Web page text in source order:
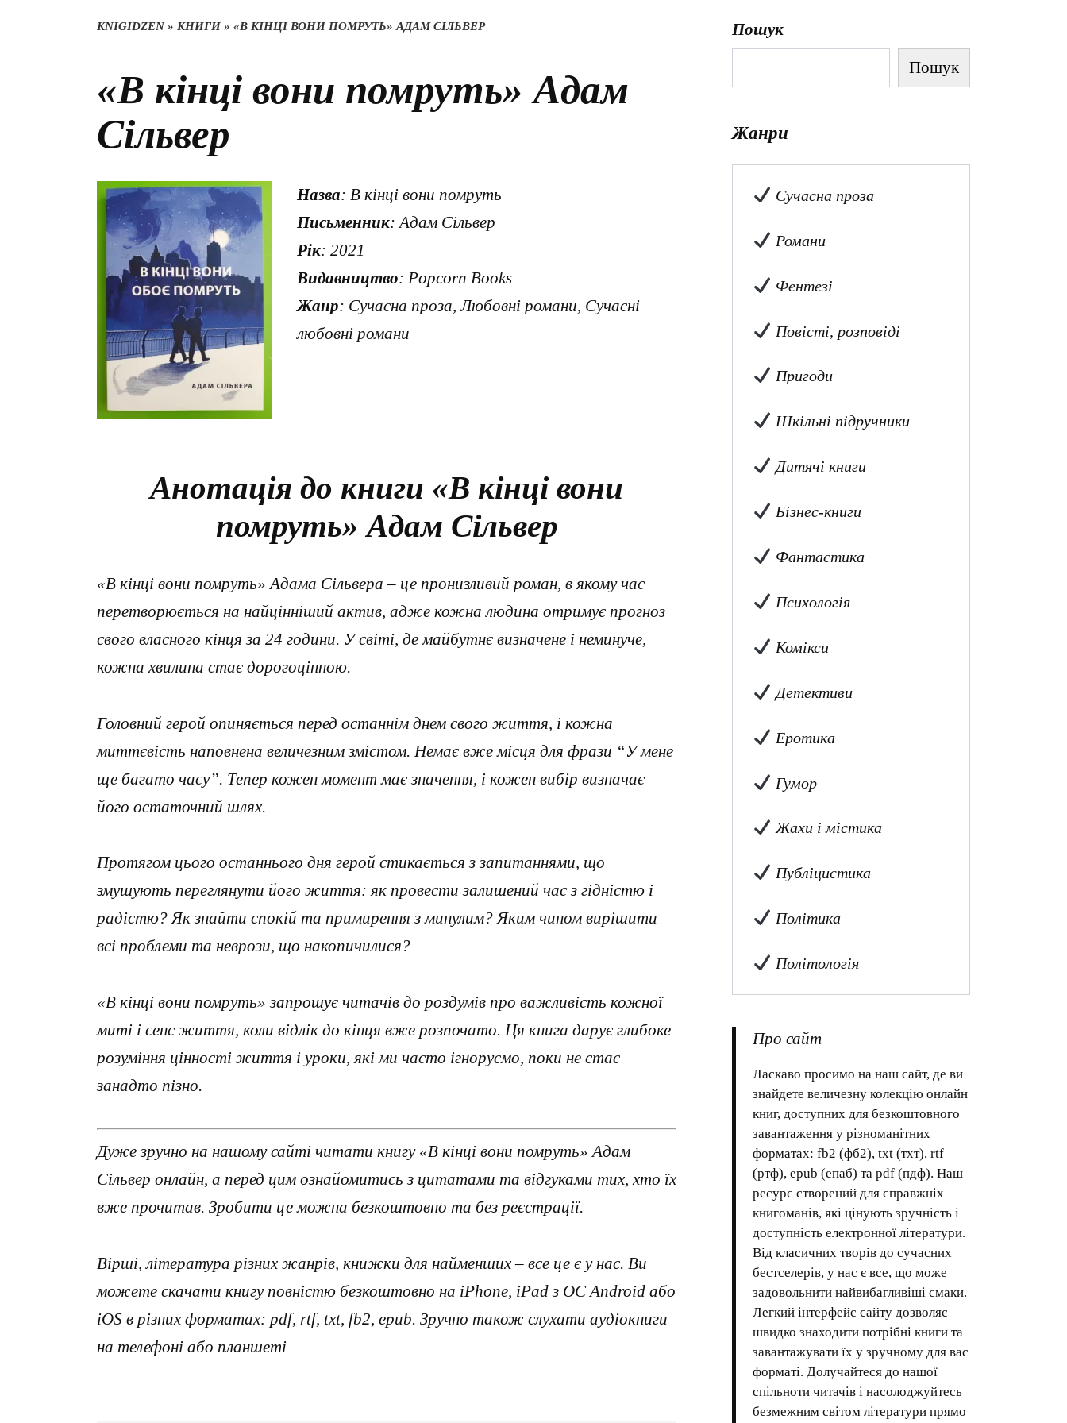
KNIGIDZEN» КНИГИ » «В КІНЦІ ВОНИ ПОМРУТЬ» АДАМ СІЛЬВЕР
«В кінці вони помруть» Адам
Сільвер
Назва: В кінці вони помруть
Письменник: Адам Сільвер
Рік: 2021
Видавництво: Popcorn Books
Жанр: Сучасна проза, Любовні романи, Сучасні
любовні романи
Анотація до книги «В кінці вони
помруть» Адам Сільвер
«В кінці вони помруть» Адама Сільвера – це пронизливий роман, в якому час
перетворюється на найцінніший актив, адже кожна людина отримує прогноз
свого власного кінця за 24 години. У світі, де майбутнє визначене і неминуче,
кожна хвилина стає дорогоцінною.
Головний герой опиняється перед останнім днем свого життя, і кожна
миттєвість наповнена величезним змістом. Немає вже місця для фрази “У мене
ще багато часу”. Тепер кожен момент має значення, і кожен вибір визначає
його остаточний шлях.
Протягом цього останнього дня герой стикається з запитаннями, що
змушують переглянути його життя: як провести залишений час з гідністю і
радістю? Як знайти спокій та примирення з минулим? Яким чином вирішити
всі проблеми та неврози, що накопичилися?
«В кінці вони помруть» запрошує читачів до роздумів про важливість кожної
миті і сенс життя, коли відлік до кінця вже розпочато. Ця книга дарує глибоке
розуміння цінності життя і уроки, які ми часто ігноруємо, поки не стає
занадто пізно.
Дуже зручно на нашому сайті читати книгу «В кінці вони помруть» Адам
Сільвер онлайн, а перед цим ознайомитись з цитатами та відгуками тих, хто їх
вже прочитав. Зробити це можна безкоштовно та без реєстрації.
Вірші, література різних жанрів, книжки для найменших – все це є у нас. Ви
можете скачати книгу повністю безкоштовно на iPhone, iPad з ОС Android або
iOS в різних форматах: pdf, rtf, txt, fb2, epub. Зручно також слухати аудіокниги
на телефоні або планшеті
Пошук
Пошук
Жанри
Сучасна проза
Романи
Фентезі
Повісті, розповіді
Пригоди
Шкільні підручники
Дитячі книги
Бізнес-книги
Фантастика
Психологія
Комікси
Детективи
Еротика
Гумор
Жахи і містика
Публіцистика
Політика
Політологія
Про сайт
Ласкаво просимо на наш сайт, де ви
знайдете величезну колекцію онлайн
книг, доступних для безкоштовного
завантаження у різноманітних
форматах: fb2 (фб2), txt (тхт), rtf
(ртф), epub (епаб) та pdf (пдф). Наш
ресурс створений для справжніх
книгоманів, які цінують зручність і
доступність електронної літератури.
Від класичних творів до сучасних
бестселерів, у нас є все, що може
задовольнити найвибагливіші смаки.
Легкий інтерфейс сайту дозволяє
швидко знаходити потрібні книги та
завантажувати їх у зручному для вас
форматі. Долучайтеся до нашої
спільноти читачів і насолоджуйтесь
безмежним світом літератури прямо